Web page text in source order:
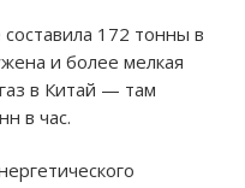
172 тонны в
и более мелкая
в Китай — там
в час.